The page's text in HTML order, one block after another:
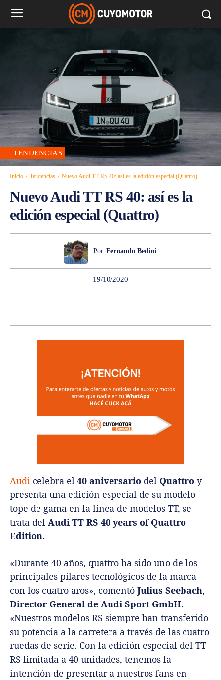
TENDENCIAS
Inicio Tendencias Nuevo Audi TT RS 40: así es la edición especial (Quattro)
Nuevo Audi TT RS 40: así es la
edición especial (Quattro)
Por Fernando Bedini
19/10/2020
Audi celebra el 40 aniversario del Quattro y
presenta una edición especial de su modelo
tope de gama en la línea de modelos TT, se
trata del Audi TT RS 40 years of Quattro
Edition.
«Durante 40 años, quattro ha sido uno de los
principales pilares tecnológicos de la marca
con los cuatro aros», comentó Julius Seebach,
Director General de Audi Sport GmbH.
«Nuestros modelos RS siempre han transferido
su potencia a la carretera a través de las cuatro
ruedas de serie. Con la edición especial del TT
RS limitada a 40 unidades, tenemos la
intención de presentar a nuestros fans en